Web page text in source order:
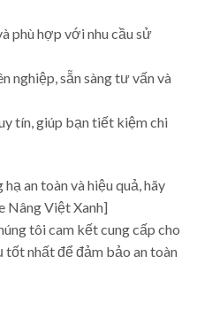
phù hợp với nhu cầu sử
nghiệp, sẵn sàng tư vấn và
tín, giúp bạn tiết kiệm chi
an toàn và hiệu quả, hãy
Nâng Việt Xanh]
tôi cam kết cung cấp cho
tốt nhất để đảm bảo an toàn